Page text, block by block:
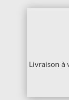
Livraison à